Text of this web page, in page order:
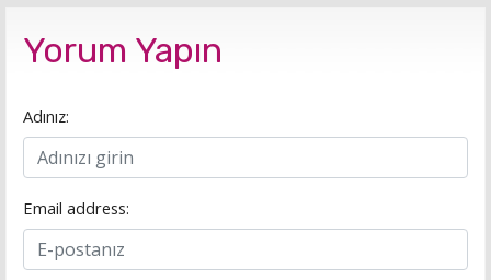
Yorum Yapın
Adınız:
Email address: